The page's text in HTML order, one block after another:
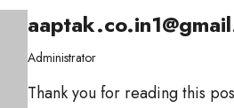
Administrator
Thank you for reading this